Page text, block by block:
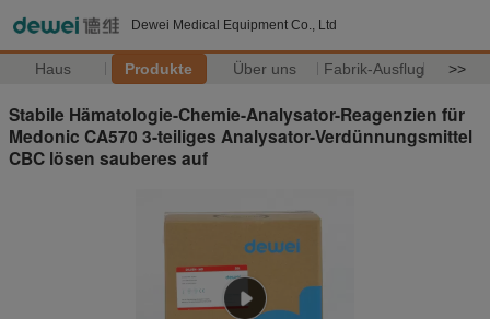
Dewei Medical Equipment Co., Ltd
Haus Produkte Über uns Fabrik-Ausflug >>
Stabile Hämatologie-Chemie-Analysator-Reagenzien für
Medonic CA570 3-teiliges Analysator-Verdünnungsmittel
CBC lösen sauberes auf